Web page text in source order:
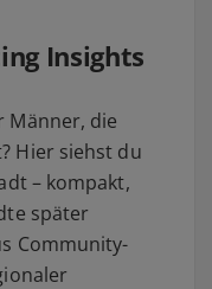
Insights
Männer, die
Hier siehst du
– kompakt,
später
Community-